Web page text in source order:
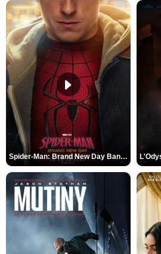
Spider-Man: Brand New Day Bande-annonce VO STFR